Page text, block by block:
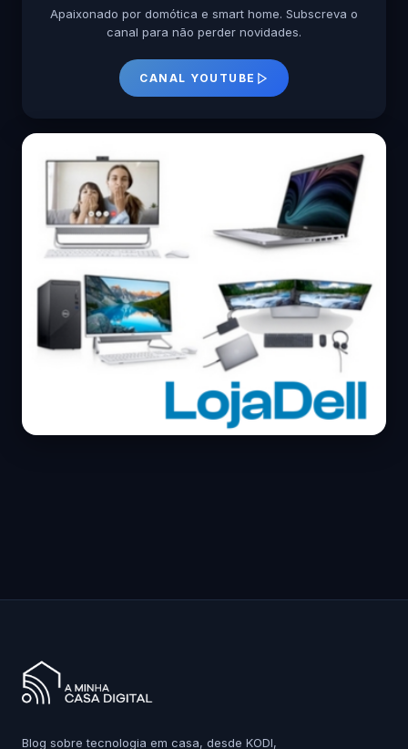
Apaixonado por domótica e smart home. Subscreva o
canal para não perder novidades.
CANAL YOUTUBE
Blog sobre tecnologia em casa, desde KODI,